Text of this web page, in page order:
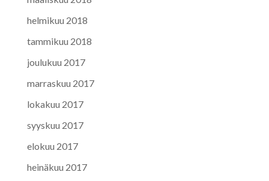
helmikuu 2018
tammikuu 2018
joulukuu 2017
marraskuu 2017
lokakuu 2017
syyskuu 2017
elokuu 2017
heinäkuu 2017